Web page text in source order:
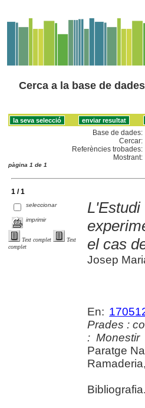
Cerca a la base de dades
Base de dades:
Cercar:
Referències trobades:
Mostrant:
pàgina 1 de 1
1 / 1
seleccionar
imprimir
Text complet
Text
complet
el cas
Josep
En:
Prades :
:
Paratge
Bibliografia.